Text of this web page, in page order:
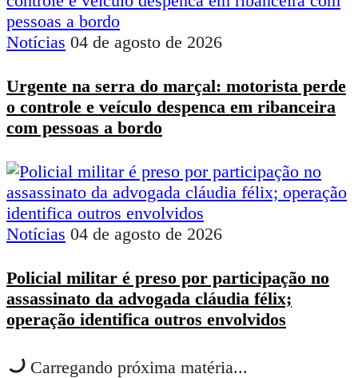
Notícias 04 de agosto de 2026
Urgente na serra do marçal: motorista perde
o controle e veículo despenca em ribanceira
com pessoas a bordo
Notícias 04 de agosto de 2026
Policial militar é preso por participação no
assassinato da advogada cláudia félix;
operação identifica outros envolvidos
Carregando próxima matéria...